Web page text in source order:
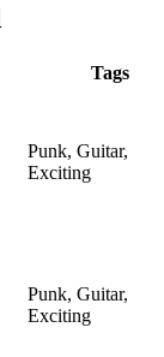
Tags
Punk, Guitar,
Exciting
Punk, Guitar,
Exciting